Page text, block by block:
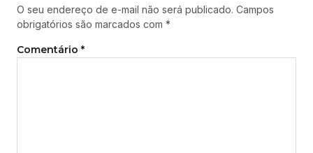
O seu endereço de e-mail não será publicado. Campos
obrigatórios são marcados com *
Comentário *